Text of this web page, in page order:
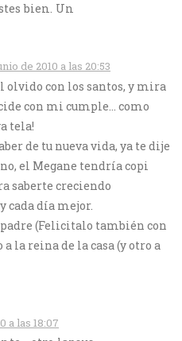
bien. Un
de 2010 a las 20:53
olvido con los santos, y mira
con mi cumple… como
tela!
de tu nueva vida, ya te dije
el Megane tendría copi
saberte creciendo
cada día mejor.
padre (Felicitalo también con
a la reina de la casa (y otro a
a las 18:07